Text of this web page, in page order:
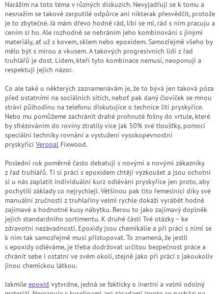
Narážím na toto téma v různých diskuzích. Nevyjadřuji se k tomu a
nesnažím se takové zarputilé odpůrce ani nikterak přesvědčit, protože
je to zbytečné. Já mám dřevo hodně rád, líbí se mi, rád s ním pracuju a
cením si ho. Ale rozhodně se nebráním jeho kombinování s jinými
materiály, ať už s kovem, sklem nebo epoxidem. Samozřejmě všeho by
mělo být s mírou a vkusem. A takových progresivních lidí z řad
truhlářů je dost. Lidem, kteří tyto kombinace nemusí, neoponuji a
respektuji jejich názor.
Co ale také u některých zaznamenávám je, že to bývá jen taková póza
před ostatními na sociálních sítích, neboť pak daný človíček se mnou
stráví půlhodinu na telefonu diskutujíce o technice lití pryskyřice.
Nebo mu pomůžeme zachránit drahé prohnuté fošny do vrtule, které
by sfrézováním do roviny ztratily více jak 50% své tloušťky, pomocí
speciální techniky rovnání a vystužení vysokopevnostní
pryskyřicí Veropal Fixwood.
Poslední rok poměrně často debatuji s novými a novými zákazníky
z řad truhlářů. Ti si práci s epoxidem chtějí vyzkoušet a jsou ochotní
si u nás zaplatit individuální kurz odlévání pryskyřice jen proto, aby
pochytili základy co nejrychleji. Většinou pak tito řemeslníci díky své
manuální zručnosti z truhlařiny velmi rychle dokáží vyrábět hodně
zajímavé a hodnotné kusy nábytku. Berou to jako zajímavý doplněk
jejich standardního sortimentu. K druhé části Tvé otázky – ke
zdravotní nezávadnosti. Epoxidy jsou chemikálie a při práci s nimi se
k nim tak samozřejmě musí přistupovat. To znamená, že jestli
s epoxidy odléváme, je třeba dodržovat určitou bezpečnost práce a
chránit sebe i ostatní ve svém okolí, stejně jako při práci s jakoukoliv
jinou chemickou látkou.
Jakmile epoxid vytvrdne, jedná se fakticky o inertní a velmi odolný